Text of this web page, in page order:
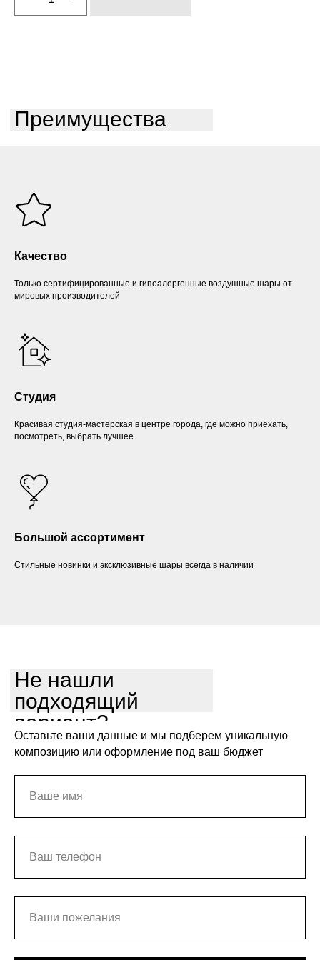
Преимущества
Качество
Только сертифицированные и гипоалергенные воздушные шары от
мировых производителей
Студия
Красивая студия-мастерская в центре города, где можно приехать,
посмотреть, выбрать лучшее
Большой ассортимент
Стильные новинки и эксклюзивные шары всегда в наличии
Не нашли
подходящий
вариант?
Оставьте ваши данные и мы подберем уникальную
композицию или оформление под ваш бюджет